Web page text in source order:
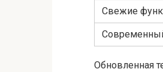
Свежие
Обновленная